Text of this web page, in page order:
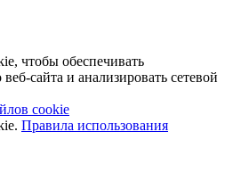
чтобы обеспечивать
сайта и анализировать сетевой
cookie
Правила использования